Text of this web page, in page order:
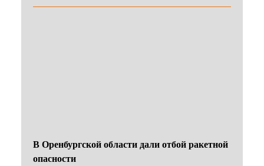
В Оренбургской области дали отбой ракетной
опасности